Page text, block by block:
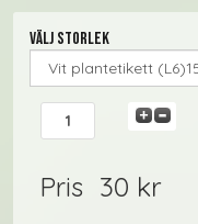
Välj storlek
Pris 30 kr